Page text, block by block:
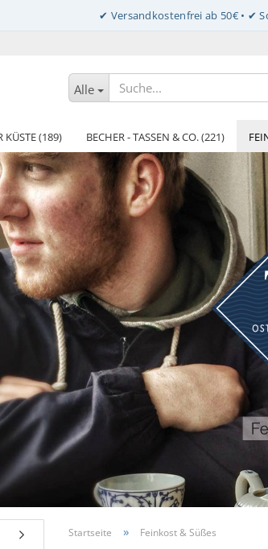
Alle
KÜSTE (189) BECHER - TASSEN & CO. (221)
Startseite » Feinkost & Süßes